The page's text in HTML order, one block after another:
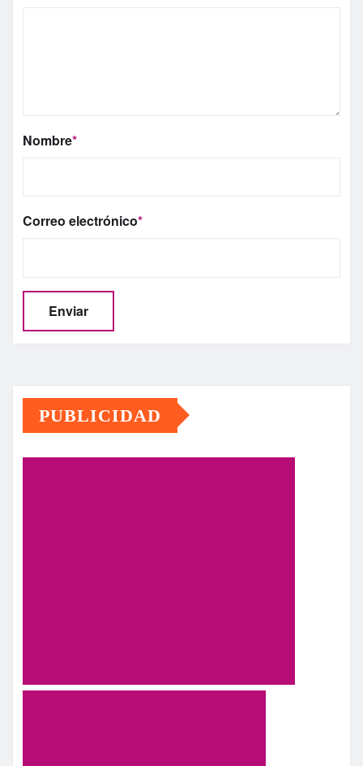
Nombre*
Correo electrónico*
PUBLICIDAD